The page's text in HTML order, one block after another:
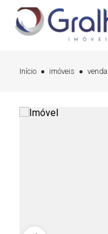
Início imóveis venda